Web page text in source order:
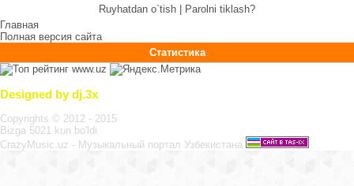
Ruyhatdan o`tish |
Parolni tiklash?
Главная
Полная версия сайта
Статистика
Designed by dj.3x
Copyrights © 2012 - 2015
Bizga 5021 kun bo'ldi
CrazyMusic.uz - Музыкальный портал Узбекистана